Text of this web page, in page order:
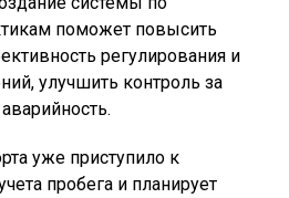
поможет повысить
регулирования и
улучшить контроль за
уже приступило к
пробега и планирует